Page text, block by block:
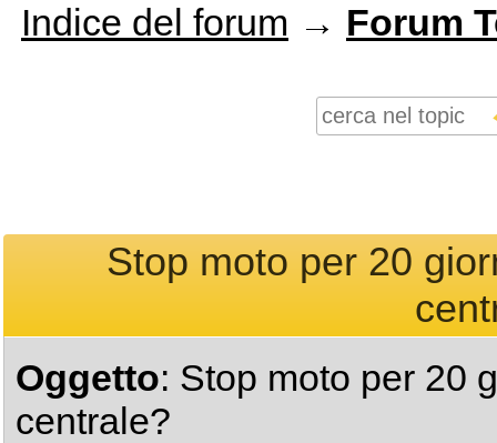
Indice del forum → Forum
Stop moto per 20
Oggetto: Stop moto per 20
centrale?